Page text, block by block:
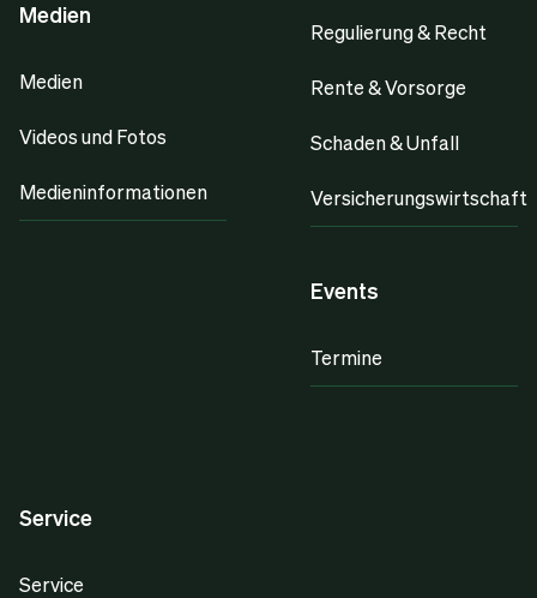
Medien
Medien
Videos und Fotos
Medieninformationen
Regulierung & Recht
Rente & Vorsorge
Schaden & Unfall
Versicherungswirtschaft
Events
Termine
Service
Service